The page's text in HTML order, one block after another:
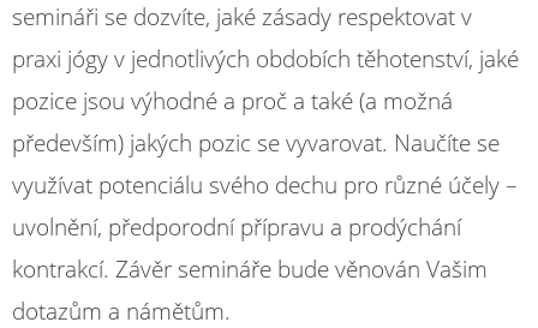
semináři se dozvíte, jaké zásady respektovat v
praxi jógy v jednotlivých obdobích těhotenství, jaké
pozice jsou výhodné a proč a také (a možná
především) jakých pozic se vyvarovat. Naučíte se
využívat potenciálu svého dechu pro různé účely –
uvolnění, předporodní přípravu a prodýchání
kontrakcí. Závěr semináře bude věnován Vašim
dotazům a námětům.